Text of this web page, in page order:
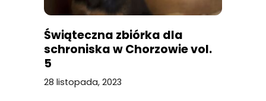
Świąteczna zbiórka dla
schroniska w Chorzowie vol.
5
28 listopada, 2023